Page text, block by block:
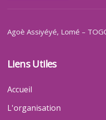
Agoè Assiyéyé, Lomé –
Liens Utiles
Accueil
L'organisation